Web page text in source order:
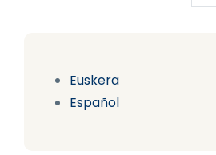
Euskera
Español